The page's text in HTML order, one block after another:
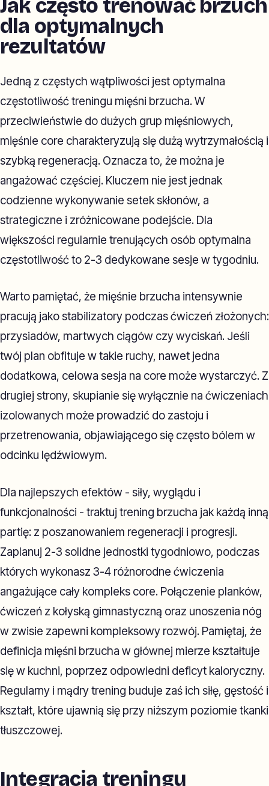
Jak często trenować brzuch
dla optymalnych
rezultatów
Jedną z częstych wątpliwości jest optymalna
częstotliwość treningu mięśni brzucha. W
przeciwieństwie do dużych grup mięśniowych,
mięśnie core charakteryzują się dużą wytrzymałością i
szybką regeneracją. Oznacza to, że można je
angażować częściej. Kluczem nie jest jednak
codzienne wykonywanie setek skłonów, a
strategiczne i zróżnicowane podejście. Dla
większości regularnie trenujących osób optymalna
częstotliwość to 2-3 dedykowane sesje w tygodniu.
Warto pamiętać, że mięśnie brzucha intensywnie
pracują jako stabilizatory podczas ćwiczeń złożonych:
przysiadów, martwych ciągów czy wyciskań. Jeśli
twój plan obfituje w takie ruchy, nawet jedna
dodatkowa, celowa sesja na core może wystarczyć. Z
drugiej strony, skupianie się wyłącznie na ćwiczeniach
izolowanych może prowadzić do zastoju i
przetrenowania, objawiającego się często bólem w
odcinku lędźwiowym.
Dla najlepszych efektów - siły, wyglądu i
funkcjonalności - traktuj trening brzucha jak każdą inną
partię: z poszanowaniem regeneracji i progresji.
Zaplanuj 2-3 solidne jednostki tygodniowo, podczas
których wykonasz 3-4 różnorodne ćwiczenia
angażujące cały kompleks core. Połączenie planków,
ćwiczeń z kołyską gimnastyczną oraz unoszenia nóg
w zwisie zapewni kompleksowy rozwój. Pamiętaj, że
definicja mięśni brzucha w głównej mierze kształtuje
się w kuchni, poprzez odpowiedni deficyt kaloryczny.
Regularny i mądry trening buduje zaś ich siłę, gęstość i
kształt, które ujawnią się przy niższym poziomie tkanki
tłuszczowej.
Integracja treningu